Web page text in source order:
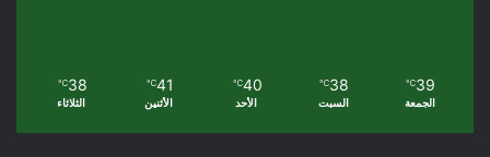
39
℃
الجمعة
38
℃
السبت
40
℃
الأحد
41
℃
الأثنين
38
℃
الثلاثاء